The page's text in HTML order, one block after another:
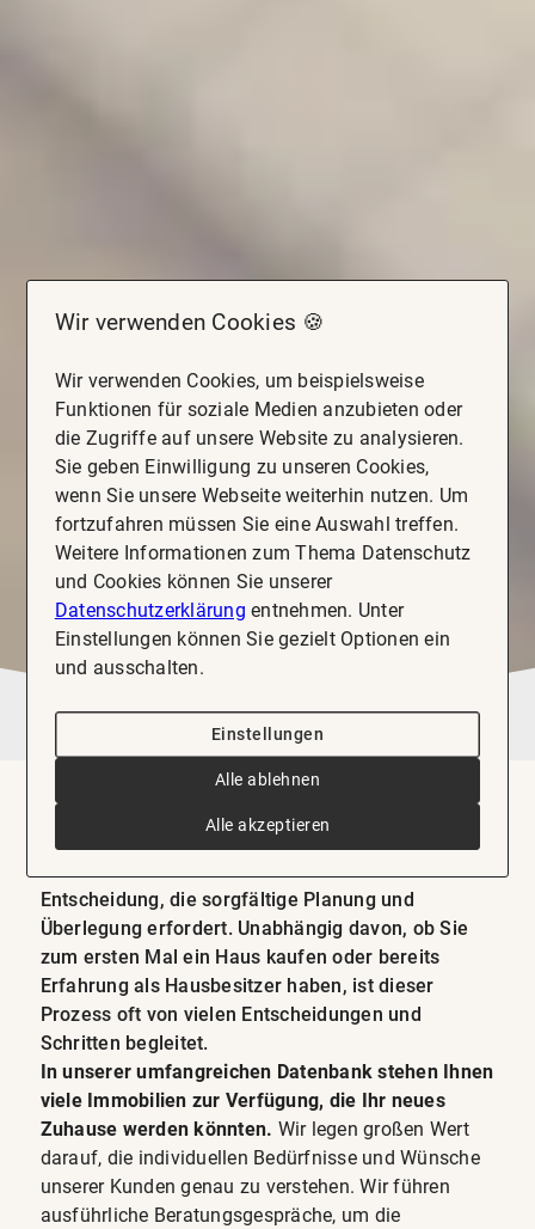
Checkliste Hauskauf
Der Kauf eines Hauses ist eine bedeutsame
Entscheidung, die sorgfältige Planung und
Überlegung erfordert. Unabhängig davon, ob Sie
zum ersten Mal ein Haus kaufen oder bereits
Erfahrung als Hausbesitzer haben, ist dieser
Prozess oft von vielen Entscheidungen und
Schritten begleitet.
In unserer umfangreichen Datenbank stehen Ihnen
viele Immobilien zur Verfügung, die Ihr neues
Zuhause werden könnten. Wir legen großen Wert
darauf, die individuellen Bedürfnisse und Wünsche
unserer Kunden genau zu verstehen. Wir führen
ausführliche Beratungsgespräche, um die
Wir verwenden Cookies 🍪
Wir verwenden Cookies, um beispielsweise
Funktionen für soziale Medien anzubieten oder
die Zugriffe auf unsere Website zu analysieren.
Sie geben Einwilligung zu unseren Cookies,
wenn Sie unsere Webseite weiterhin nutzen. Um
fortzufahren müssen Sie eine Auswahl treffen.
Weitere Informationen zum Thema Datenschutz
und Cookies können Sie unserer
Datenschutzerklärung entnehmen. Unter
Einstellungen können Sie gezielt Optionen ein
und ausschalten.
Einstellungen
Alle ablehnen
Alle akzeptieren